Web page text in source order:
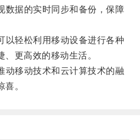
据的实时同步和备份，保障
轻松利用移动设备进行各种
更高效的移动生活。
移动技术和云计算技术的融
。